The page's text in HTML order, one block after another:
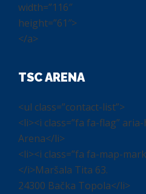
width=”116″
height=”61″>
</a>
TSC ARENA
<ul class=”contact-list”>
<li><i class=”fa fa-flag”
Arena</li>
<li><i class=”fa fa-map-
</i>Maršala Tita 63.
24300 Bačka Topola</li>